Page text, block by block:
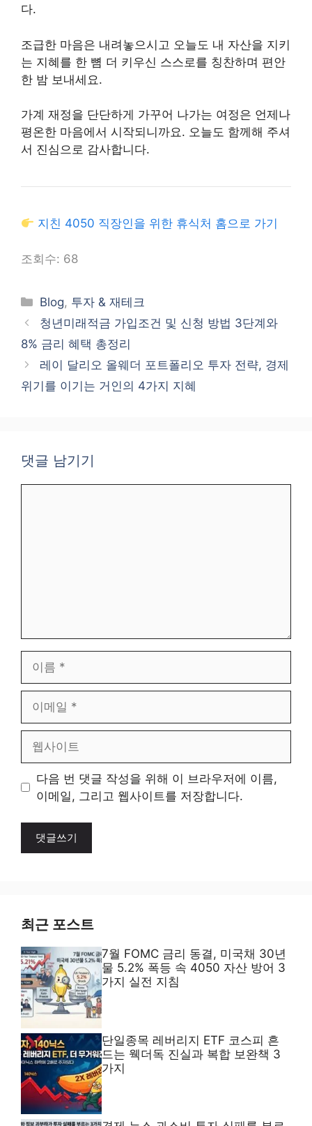
다.
조급한 마음은 내려놓으시고 오늘도 내 자산을 지키
는 지혜를 한 뼘 더 키우신 스스로를 칭찬하며 편안
한 밤 보내세요.
가계 재정을 단단하게 가꾸어 나가는 여정은 언제나
평온한 마음에서 시작되니까요. 오늘도 함께해 주셔
서 진심으로 감사합니다.
지친 4050 직장인을 위한 휴식처 홈으로 가기
조회수: 68
카
테
고
리
Blog, 투자 & 재테크
청년미래적금 가입조건 및 신청 방법 3단계와
8% 금리 혜택 총정리
레이 달리오 올웨더 포트폴리오 투자 전략, 경제
위기를 이기는 거인의 4가지 지혜
댓글 남기기
일
트
다음 번 댓글 작성을 위해 이 브라우저에 이름,
이메일, 그리고 웹사이트를 저장합니다.
e
n
a
t
i
v
e
:
최근 포스트
7월 FOMC 금리 동결, 미국채 30년
물 5.2% 폭등 속 4050 자산 방어 3
가지 실전 지침
단일종목 레버리지 ETF 코스피 흔
드는 웩더독 진실과 복합 보완책 3
가지